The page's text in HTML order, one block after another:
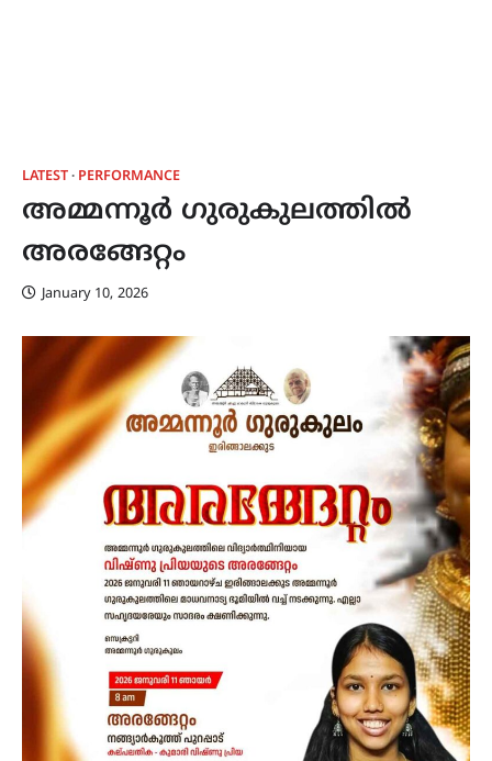
LATEST PERFORMANCE
അമ്മന്നൂർ ഗുരുകുലത്തിൽ
അരങ്ങേറ്റം
January 10, 2026